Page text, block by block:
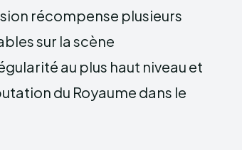
récompense plusieurs
sur la scène
au plus haut niveau et
du Royaume dans le